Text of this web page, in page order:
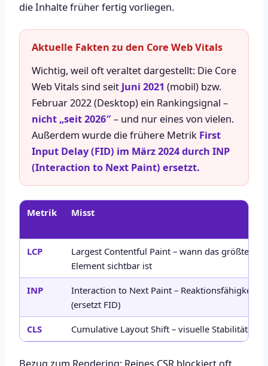
die Inhalte früher fertig vorliegen.
Aktuelle Fakten zu den Core Web Vitals
Wichtig, weil oft veraltet dargestellt: Die Core
Web Vitals sind seit Juni 2021 (mobil) bzw.
Februar 2022 (Desktop) ein Rankingsignal –
nicht „seit 2026″– und nur eines von vielen.
Außerdem wurde die frühere Metrik First
Input Delay (FID) im März 2024 durch INP
(Interaction to Next Paint) ersetzt.
Metrik Misst
LCP
Largest Contentful Paint – wann das größte
Element sichtbar ist
INP
Interaction to Next Paint – Reaktionsfähigkeit
(ersetzt FID)
CLS Cumulative Layout Shift – visuelle Stabilität